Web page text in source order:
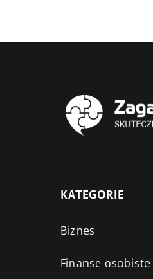
KATEGORIE
Biznes
Finanse osobiste